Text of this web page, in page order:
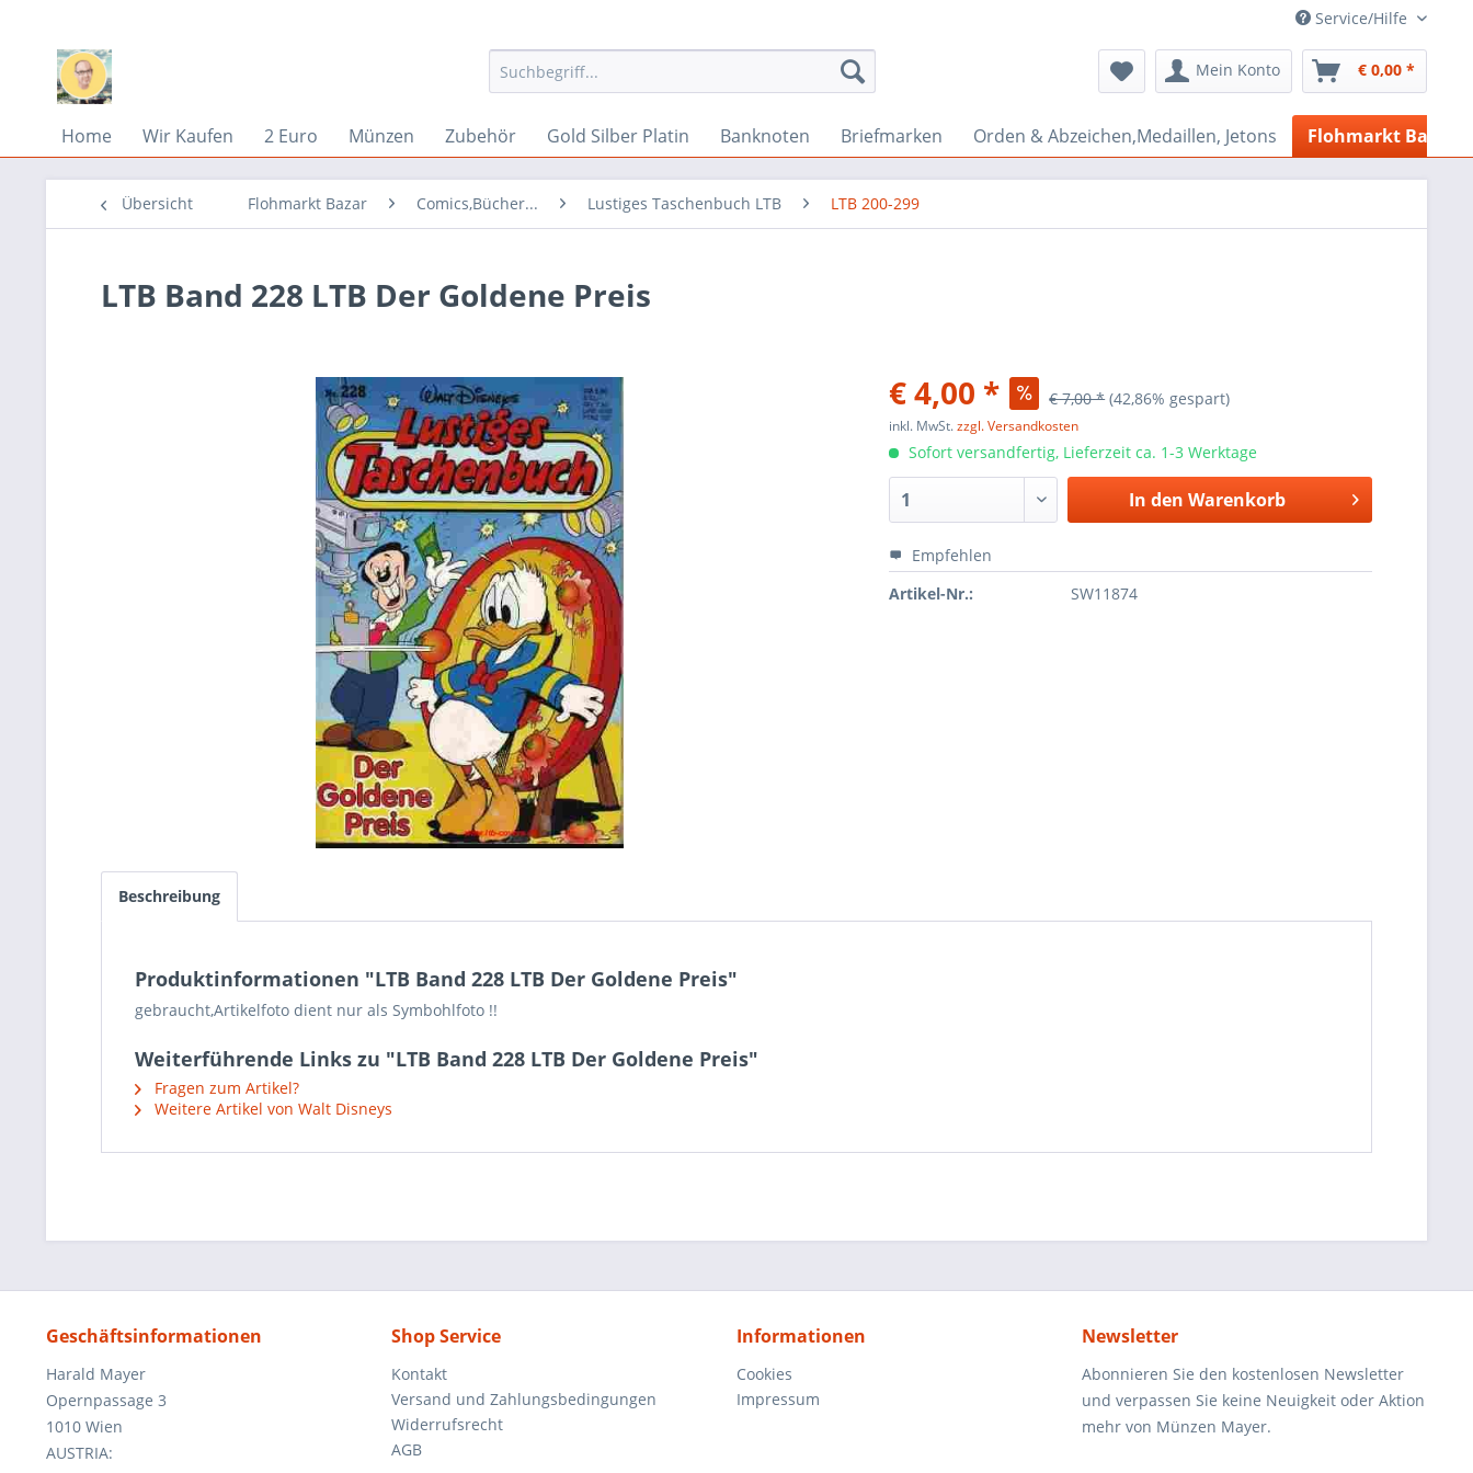
Service/Hilfe
Mein Konto € 0,00 *
Home Wir Kaufen 2 Euro Münzen Zubehör Gold Silber Platin Banknoten Briefmarken Orden & Abzeichen,Medaillen, Jetons Flohmarkt Bazar
Übersicht Flohmarkt Bazar Comics,Bücher... Lustiges Taschenbuch LTB LTB 200-299
LTB Band 228 LTB Der Goldene Preis
€ 4,00 * € 7,00 * (42,86% gespart)
inkl. MwSt.zzgl. Versandkosten
Sofort versandfertig, Lieferzeit ca. 1-3 Werktage
In den Warenkorb
Empfehlen
Artikel-Nr.:
SW11874
Beschreibung
Produktinformationen "LTB Band 228 LTB Der Goldene Preis"
gebraucht,Artikelfoto dient nur als Symbohlfoto !!
Weiterführende Links zu "LTB Band 228 LTB Der Goldene Preis"
Fragen zum Artikel?
Weitere Artikel von Walt Disneys
Geschäftsinformationen
Harald Mayer
Opernpassage 3
1010 Wien
AUSTRIA:
Shop Service
Kontakt
Versand und Zahlungsbedingungen
Widerrufsrecht
AGB
Informationen
Cookies
Impressum
Newsletter
Abonnieren Sie den kostenlosen Newsletter
und verpassen Sie keine Neuigkeit oder Aktion
mehr von Münzen Mayer.